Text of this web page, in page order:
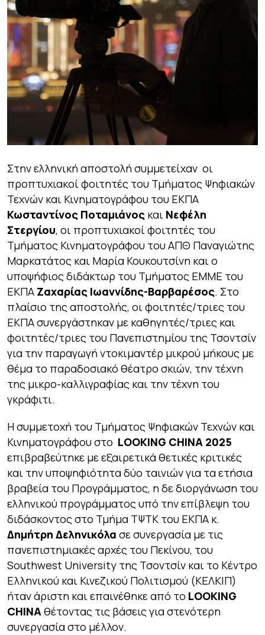
Στην ελληνική αποστολή συμμετείχαν οι
προπτυχιακοί φοιτητές του Τμήματος Ψηφιακών
Τεχνών και Κινηματογράφου του ΕΚΠΑ
Κωσταντίνος Ποταμιάνος και Νεφέλη
Στεργίου, οι προπτυχιακοί φοιτητές του
Τμήματος Κινηματογράφου του ΑΠΘ Παναγιώτης
Μαρκατάτος και Μαρία Κουκουτσίνη και ο
υποψήφιος διδάκτωρ του Τμήματος ΕΜΜΕ του
ΕΚΠΑ Ζαχαρίας Ιωαννίδης-Βαρβαρέσος. Στο
πλαίσιο της αποστολής, οι φοιτητές/τριες του
ΕΚΠΑ συνεργάστηκαν με καθηγητές/τριες και
φοιτητές/τριες του Πανεπιστημίου της Τσοντσίν
για την παραγωγή ντοκιμαντέρ μικρού μήκους με
θέμα το παραδοσιακό θέατρο σκιών, την τέχνη
της μικρο-καλλιγραφίας και την τέχνη του
γκράφιτι.
Η συμμετοχή του Τμήματος Ψηφιακών Τεχνών και
Κινηματογράφου στο LOOKING CHINA 2025
επιβραβεύτηκε με εξαιρετικά θετικές κριτικές
και την υποψηφιότητα δύο ταινιών για τα ετήσια
βραβεία του Προγράμματος, η δε διοργάνωση του
ελληνικού προγράμματος υπό την επίβλεψη του
διδάσκοντος στο Τμήμα ΤΨΤΚ του ΕΚΠΑ κ.
Δημήτρη Δεληνικόλα σε συνεργασία με τις
πανεπιστημιακές αρχές του Πεκίνου, του
Southwest University της Τσοντσίν και το Κέντρο
Ελληνικού και Κινεζικού Πολιτισμού (ΚΕΛΚΙΠ)
ήταν άριστη και επαινέθηκε από το LOOKING
CHINAθέτοντας τις βάσεις για στενότερη
συνεργασία στο μέλλον.